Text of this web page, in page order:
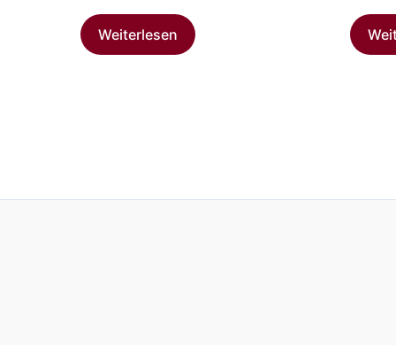
Weiterlesen